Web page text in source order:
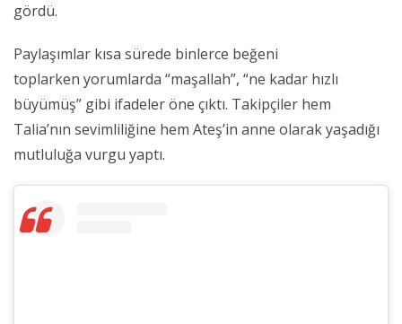
gördü.
Paylaşımlar kısa sürede binlerce beğeni
toplarken yorumlarda “maşallah”, “ne kadar hızlı
büyümüş” gibi ifadeler öne çıktı. Takipçiler hem
Talia’nın sevimliliğine hem Ateş’in anne olarak yaşadığı
mutluluğa vurgu yaptı.